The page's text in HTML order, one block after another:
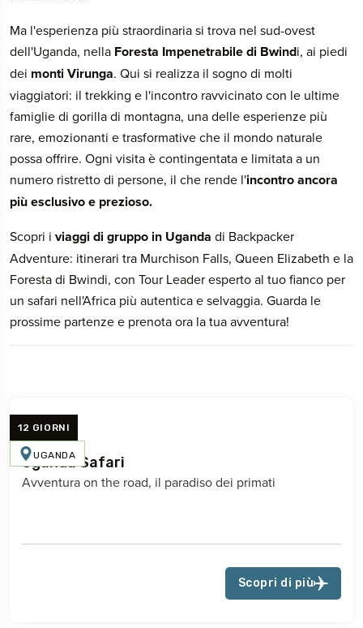
Ma l'esperienza più straordinaria si trova nel sud-ovest
dell'Uganda, nella Foresta Impenetrabile di Bwindi, ai piedi
dei monti Virunga. Qui si realizza il sogno di molti
viaggiatori: il trekking e l'incontro ravvicinato con le ultime
famiglie di gorilla di montagna, una delle esperienze più
rare, emozionanti e trasformative che il mondo naturale
possa offrire. Ogni visita è contingentata e limitata a un
numero ristretto di persone, il che rende l'incontro ancora
più esclusivo e prezioso.
Scopri i viaggi di gruppo in Uganda di Backpacker
Adventure: itinerari tra Murchison Falls, Queen Elizabeth e la
Foresta di Bwindi, con Tour Leader esperto al tuo fianco per
un safari nell'Africa più autentica e selvaggia. Guarda le
prossime partenze e prenota ora la tua avventura!
12 GIORNI
UGANDA
Uganda Safari
Avventura on the road, il paradiso dei primati
Scopri di più